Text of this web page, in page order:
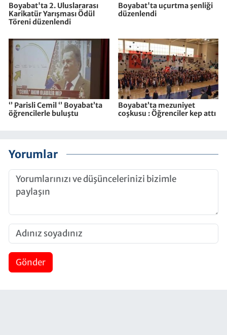
Boyabat'ta 2. Uluslararası
Karikatür Yarışması Ödül
Töreni düzenlendi
Boyabat'ta uçurtma şenliği
düzenlendi
‘’ Parisli Cemil ‘’ Boyabat’ta
öğrencilerle buluştu
Boyabat’ta mezuniyet
coşkusu : Öğrenciler kep attı
Yorumlar
Gönder